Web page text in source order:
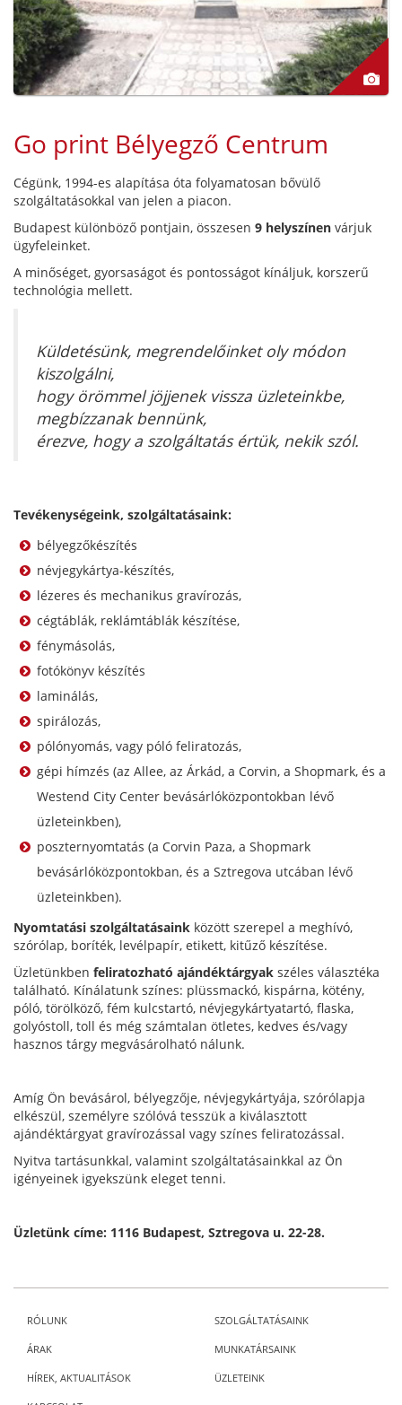
Go print Bélyegző Centrum
Cégünk, 1994-es alapítása óta folyamatosan bővülő
szolgáltatásokkal van jelen a piacon.
Budapest különböző pontjain, összesen 9 helyszínen várjuk
ügyfeleinket.
A minőséget, gyorsaságot és pontosságot kínáljuk, korszerű
technológia mellett.
Küldetésünk, megrendelőinket oly módon
kiszolgálni,
hogy örömmel jöjjenek vissza üzleteinkbe,
megbízzanak bennünk,
érezve, hogy a szolgáltatás értük, nekik szól.
Tevékenységeink, szolgáltatásaink:
bélyegzőkészítés
névjegykártya-készítés,
lézeres és mechanikus gravírozás,
cégtáblák, reklámtáblák készítése,
fénymásolás,
fotókönyv készítés
laminálás,
spirálozás,
pólónyomás, vagy póló feliratozás,
gépi hímzés (az Allee, az Árkád, a Corvin, a Shopmark, és a
Westend City Center bevásárlóközpontokban lévő
üzleteinkben),
poszternyomtatás (a Corvin Paza, a Shopmark
bevásárlóközpontokban, és a Sztregova utcában lévő
üzleteinkben).
Nyomtatási szolgáltatásaink között szerepel a meghívó,
szórólap, boríték, levélpapír, etikett, kitűző készítése.
Üzletünkben feliratozható ajándéktárgyak széles választéka
található. Kínálatunk színes: plüssmackó, kispárna, kötény,
póló, törölköző, fém kulcstartó, névjegykártyatartó, flaska,
golyóstoll, toll és még számtalan ötletes, kedves és/vagy
hasznos tárgy megvásárolható nálunk.
Amíg Ön bevásárol, bélyegzője, névjegykártyája, szórólapja
elkészül, személyre szólóvá tesszük a kiválasztott
ajándéktárgyat gravírozással vagy színes feliratozással.
Nyitva tartásunkkal, valamint szolgáltatásainkkal az Ön
igényeinek igyekszünk eleget tenni.
Üzletünk címe: 1116 Budapest, Sztregova u. 22-28.
RÓLUNK SZOLGÁLTATÁSAINK
ÁRAK MUNKATÁRSAINK
HÍREK, AKTUALITÁSOK ÜZLETEINK